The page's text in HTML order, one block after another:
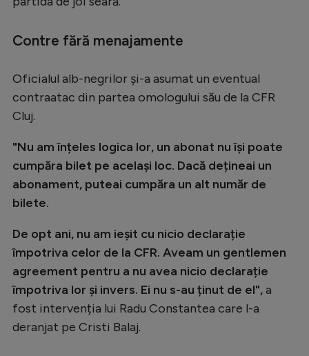
Starurile fotbalului
EURO 2024
Stranieri
Natație
Formula 1
Gimnastică
Auto
Contre fără menajamente
Oficialul alb-negrilor și-a asumat un eventual
contraatac din partea omologului său de la CFR
Cluj.
"Nu am înțeles logica lor, un abonat nu își poate
cumpăra bilet pe același loc. Dacă dețineai un
abonament, puteai cumpăra un alt număr de
bilete.
De opt ani, nu am ieșit cu nicio declarație
împotriva celor de la CFR. Aveam un gentlemen
agreement pentru a nu avea nicio declarație
împotriva lor și invers. Ei nu s-au ținut de el",a
fost intervenția lui Radu Constantea care l-a
deranjat pe Cristi Balaj.